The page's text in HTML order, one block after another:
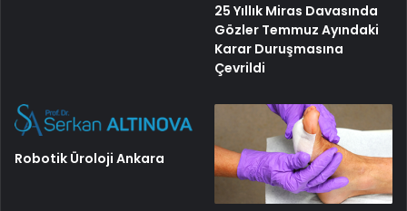
25 Yıllık Miras Davasında
Gözler Temmuz Ayındaki
Karar Duruşmasına
Çevrildi
Robotik Üroloji Ankara